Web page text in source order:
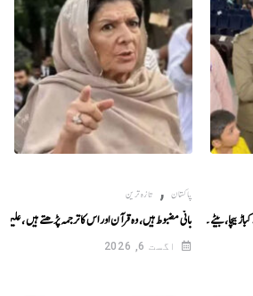
بیچا، بیٹے نے لاہور بورڈ
پاکستان , تازہ ترین
بانی مضبوط ہیں، وہ قرآن اور اس کا ترجمہ پڑھتے ہیں ،
اگست 6, 2026